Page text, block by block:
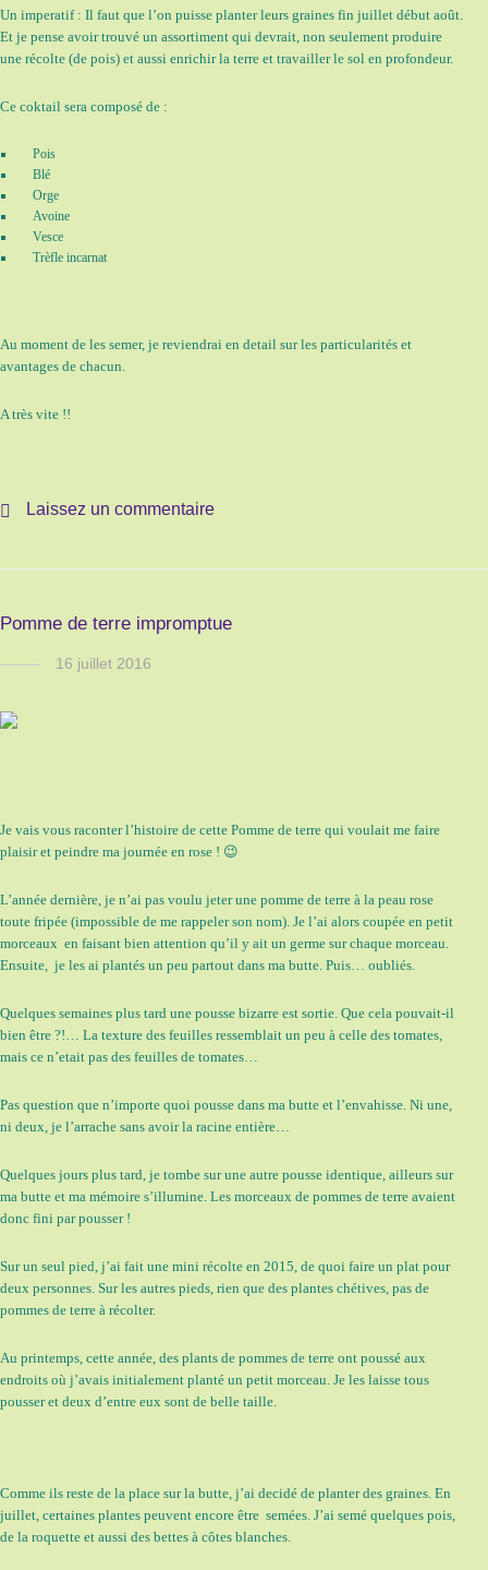
Un imperatif : Il faut que l’on puisse planter leurs graines fin juillet début août.
Et je pense avoir trouvé un assortiment qui devrait, non seulement produire
une récolte (de pois) et aussi enrichir la terre et travailler le sol en profondeur.
Ce coktail sera composé de :
Pois
Blé
Orge
Avoine
Vesce
Trèfle incarnat
Au moment de les semer, je reviendrai en detail sur les particularités et
avantages de chacun.
A très vite !!
Laissez un commentaire
Pomme de terre impromptue
16 juillet 2016
Je vais vous raconter l’histoire de cette Pomme de terre qui voulait me faire
plaisir et peindre ma journée en rose ! 😉
L’année dernière, je n’ai pas voulu jeter une pomme de terre à la peau rose
toute fripée (impossible de me rappeler son nom). Je l’ai alors coupée en petit
morceaux en faisant bien attention qu’il y ait un germe sur chaque morceau.
Ensuite, je les ai plantés un peu partout dans ma butte. Puis… oubliés.
Quelques semaines plus tard une pousse bizarre est sortie. Que cela pouvait-il
bien être ?!… La texture des feuilles ressemblait un peu à celle des tomates,
mais ce n’etait pas des feuilles de tomates…
Pas question que n’importe quoi pousse dans ma butte et l’envahisse. Ni une,
ni deux, je l’arrache sans avoir la racine entière…
Quelques jours plus tard, je tombe sur une autre pousse identique, ailleurs sur
ma butte et ma mémoire s’illumine. Les morceaux de pommes de terre avaient
donc fini par pousser !
Sur un seul pied, j’ai fait une mini récolte en 2015, de quoi faire un plat pour
deux personnes. Sur les autres pieds, rien que des plantes chétives, pas de
pommes de terre à récolter.
Au printemps, cette année, des plants de pommes de terre ont poussé aux
endroits où j’avais initialement planté un petit morceau. Je les laisse tous
pousser et deux d’entre eux sont de belle taille.
Comme ils reste de la place sur la butte, j’ai decidé de planter des graines. En
juillet, certaines plantes peuvent encore être semées. J’ai semé quelques pois,
de la roquette et aussi des bettes à côtes blanches.